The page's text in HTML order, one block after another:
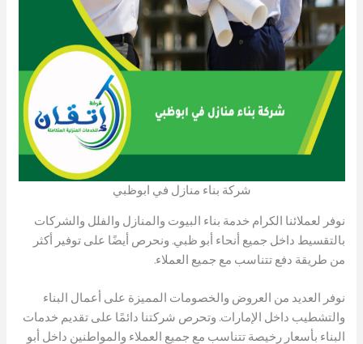
شركة بناء منازل في ابوظبي
نوفر لعملائنا الكرام خدمة بناء البيوت والمنازل والفلل والشركات
بالتقسيط داخل جميع أنحاء أبو ظبي. ونحرص أيضًا على توفير أكثر
من طريقة دفع تتناسب مع جميع العملاء.
نوفر العديد من العروض والخصومات المميزة على أعمال البناء
والتشطيب داخل الإمارات. وتحرص شركتنا دائمًا على تقديم خدمات
البناء بأسعار رخيصة تتناسب مع جميع العملاء والمواطنين داخل أبو